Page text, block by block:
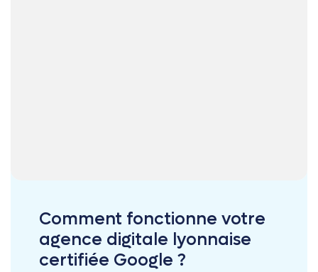
Comment fonctionne votre
agence digitale lyonnaise
certifiée Google ?